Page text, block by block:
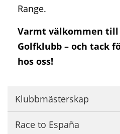
Klubbmästerskap
Race to España
Range.
Varmt välkommen till
Golfklubb – och tack
hos oss!